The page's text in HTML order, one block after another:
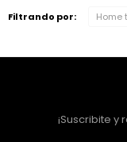
Filtrando por: Home
¡Suscribite